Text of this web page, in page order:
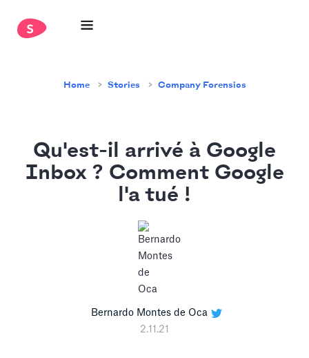
Home Stories Company Forensics
Qu'est-il arrivé à Google
Inbox ? Comment Google
l'a tué !
Bernardo Montes de Oca
2.11.21